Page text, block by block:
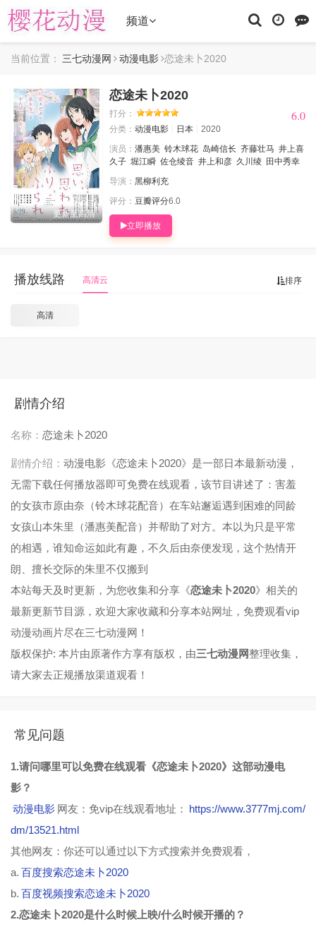
频道
当前位置： 三七动漫网 动漫电影 恋途未卜2020
更新至高清
恋途未卜2020
打分： 6.0
分类： 动漫电影 日本
2020
演员： 潘惠美 铃木球花 岛崎信长 齐藤壮马 井上喜
久子 堀江瞬 佐仓绫音 井上和彦 久川绫 田中秀幸
导演： 黑柳利充
评分： 豆瓣评分6.0
立即播放
排序
播放线路 高清云
高清
剧情介绍
名称： 恋途未卜2020
剧情介绍： 动漫电影《恋途未卜2020》是一部日本最新动漫，
无需下载任何播放器即可免费在线观看，该节目讲述了：害羞
的女孩市原由奈（铃木球花配音）在车站邂逅遇到困难的同龄
女孩山本朱里（潘惠美配音）并帮助了对方。本以为只是平常
的相遇，谁知命运如此有趣，不久后由奈便发现，这个热情开
朗、擅长交际的朱里不仅搬到
本站每天及时更新，为您收集和分享《恋途未卜2020》相关的
最新更新节目源，欢迎大家收藏和分享本站网址，免费观看vip
动漫动画片尽在三七动漫网！
版权保护: 本片由原著作方享有版权，由三七动漫网整理收集，
请大家去正规播放渠道观看！
常见问题
1.请问哪里可以免费在线观看《恋途未卜2020》这部动漫电
影？
动漫电影 网友：免vip在线观看地址： https://www.3777mj.com/
dm/13521.html
其他网友：你还可以通过以下方式搜索并免费观看，
a. 百度搜索恋途未卜2020
b. 百度视频搜索恋途未卜2020
2.恋途未卜2020是什么时候上映/什么时候开播的？